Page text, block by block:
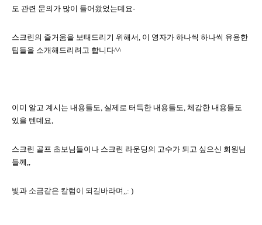
도 관련 문의가 많이 들어왔었는데요-
스크린의 즐거움을 보태드리기 위해서, 이 영자가 하나씩 하나씩 유용한
팁들을 소개해드리려고 합니다^^
이미 알고 계시는 내용들도, 실제로 터득한 내용들도, 체감한 내용들도
있을 텐데요,
스크린 골프 초보님들이나 스크린 라운딩의 고수가 되고 싶으신 회원님
들께,,
빛과 소금같은 칼럼이 되길바라며,,: )